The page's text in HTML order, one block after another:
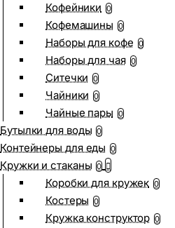
Кофейники 0
Кофемашины 0
Наборы для кофе 0
Наборы для чая 0
Ситечки 0
Чайники 0
Чайные пары 0
Бутылки для воды 0
Контейнеры для еды 0
Кружки и стаканы 0
Коробки для кружек 0
Костеры 0
Кружка конструктор 0